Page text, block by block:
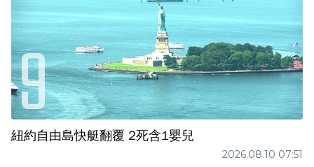
紐約自由島快艇翻覆 2死含1嬰兒
2026.08.10 07:51